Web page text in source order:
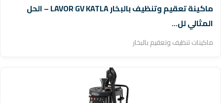
ماكينة تعقيم وتنظيف بالبخار LAVOR GV KATLA – الحل
المثالي لل...
ماكينات تنظيف وتعقيم بالبخار